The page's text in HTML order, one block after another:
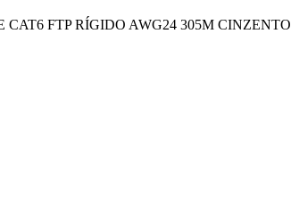
FTP RÍGIDO AWG24 305M CINZENTO